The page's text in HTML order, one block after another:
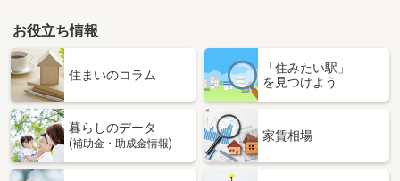
お役立ち情報
住まいのコラム
「住みたい駅」
を見つけよう
暮らしのデータ
(補助金・助成金情報)
家賃相場